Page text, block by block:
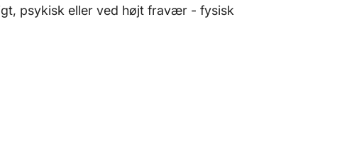
psykisk eller ved højt fravær - fysisk